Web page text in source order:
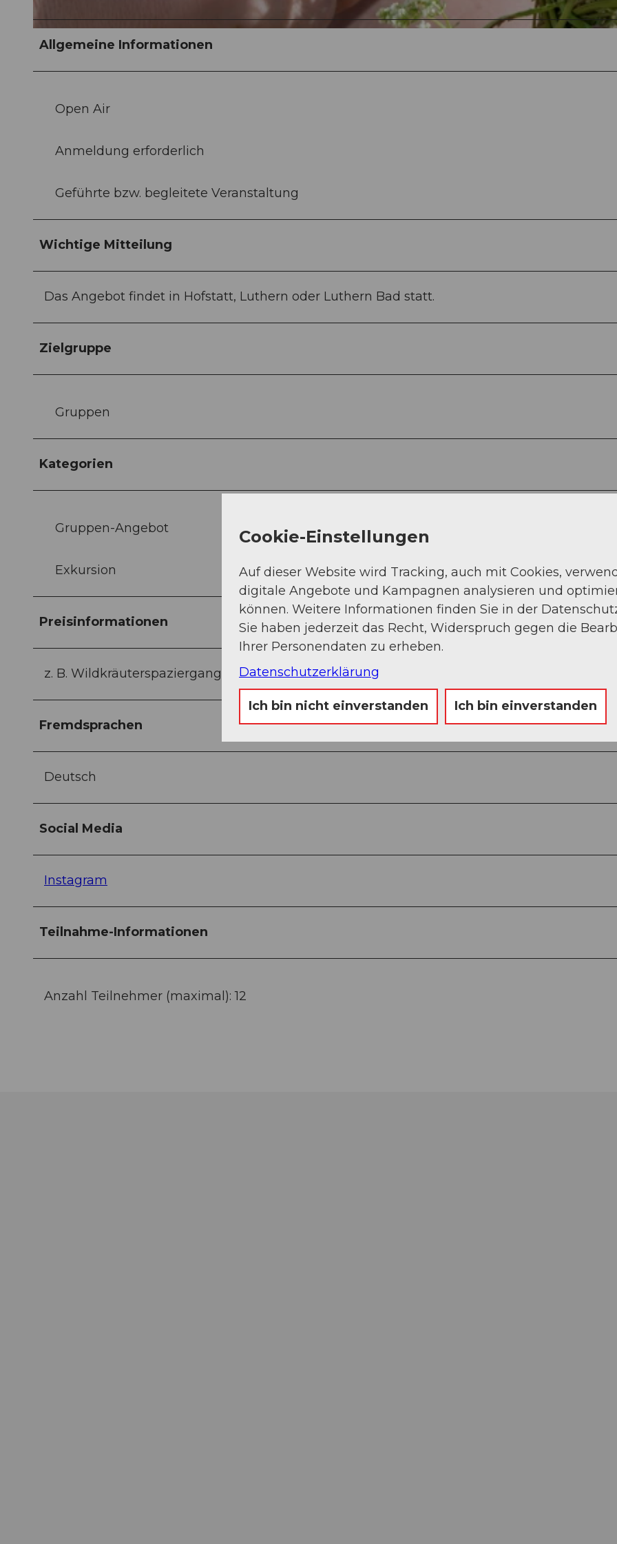
Allgemeine Informationen
Open Air
Anmeldung erforderlich
Geführte bzw. begleitete Veranstaltung
Wichtige Mitteilung
Das Angebot findet in Hofstatt, Luthern oder Luthern Bad statt.
Zielgruppe
Gruppen
Kategorien
Gruppen-Angebot
Exkursion
Preisinformationen
z. B. Wildkräuterspaziergang Preis pro Person (ab 4 Personen)
Fremdsprachen
Deutsch
Social Media
Instagram
Teilnahme-Informationen
Anzahl Teilnehmer (maximal): 12
Cookie-Einstellungen
Auf dieser Website wird Tracking, auch mit Cookies,
digitale Angebote und Kampagnen analysieren und
können. Weitere Informationen finden Sie in der
Sie haben jederzeit das Recht, Widerspruch gegen die
Ihrer Personendaten zu erheben.
Datenschutzerklärung
Ich bin nicht einverstanden Ich bin einverstanden